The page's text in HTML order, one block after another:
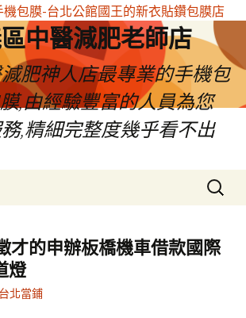
中醫減肥老師店
肥神人店最專業的手機包
,由經驗豐富的人員為您
,精細完整度幾乎看不出
搜
尋
鍵
字:
才的申辦板橋機車借款國際
燈
台北當鋪